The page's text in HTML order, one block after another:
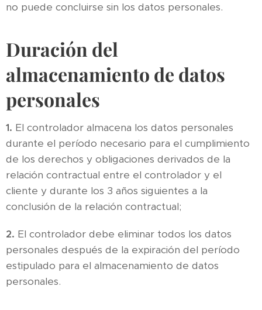
no puede concluirse sin los datos personales.
Duración del
almacenamiento de datos
personales
1. El controlador almacena los datos personales
durante el período necesario para el cumplimiento
de los derechos y obligaciones derivados de la
relación contractual entre el controlador y el
cliente y durante los 3 años siguientes a la
conclusión de la relación contractual;
2. El controlador debe eliminar todos los datos
personales después de la expiración del período
estipulado para el almacenamiento de datos
personales.